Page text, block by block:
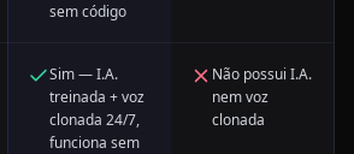
sem código
Sim — I.A.
treinada + voz
clonada 24/7,
funciona sem
Não possui I.A.
nem voz
clonada